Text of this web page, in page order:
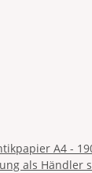
A4 -
als Händler